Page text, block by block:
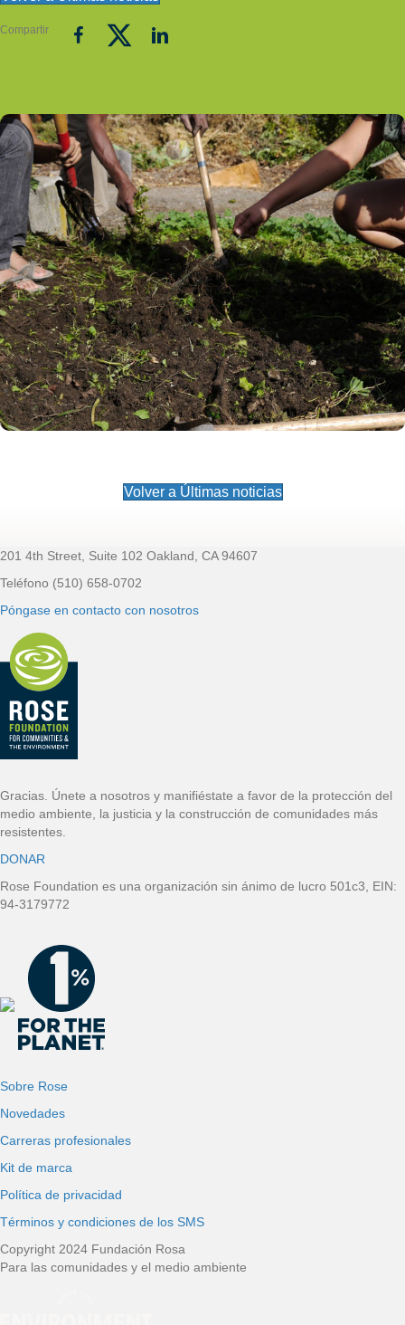
Compartir
Volver a Últimas noticias
Pie de página
201 4th Street, Suite 102 Oakland, CA 94607
Teléfono (510) 658-0702
Póngase en contacto con nosotros
Gracias. Únete a nosotros y manifiéstate a favor de la protección del
medio ambiente, la justicia y la construcción de comunidades más
resistentes.
DONAR
Rose Foundation es una organización sin ánimo de lucro 501c3, EIN:
94-3179772
Sobre Rose
Novedades
Carreras profesionales
Kit de marca
Política de privacidad
Términos y condiciones de los SMS
Copyright 2024 Fundación Rosa
Para las comunidades y el medio ambiente